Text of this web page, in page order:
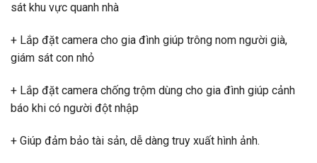
sát khu vực quanh nhà
+ Lắp đặt camera cho gia đình giúp trông nom người già,
giám sát con nhỏ
+ Lắp đặt camera chống trộm dùng cho gia đình giúp cảnh
báo khi có người đột nhập
+ Giúp đảm bảo tài sản, dễ dàng truy xuất hình ảnh.